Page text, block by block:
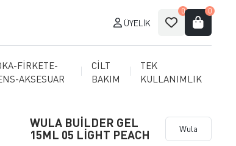
ÜYELIK
0 0
FİRKETE-
AKSESUAR
CİLT
BAKIM
TEK
KULLANIMLIK
WULA BUİLDER GEL
15ML 05 LİGHT PEACH
Wula